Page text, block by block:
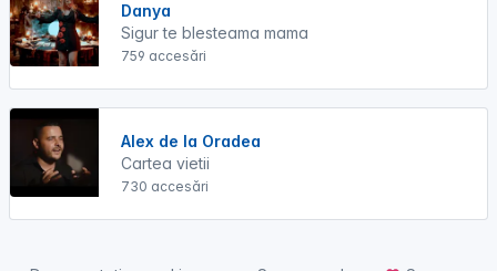
Danya
Sigur te blesteama mama
759 accesări
Alex de la Oradea
Cartea vietii
730 accesări